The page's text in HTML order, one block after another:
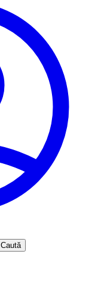
Caută